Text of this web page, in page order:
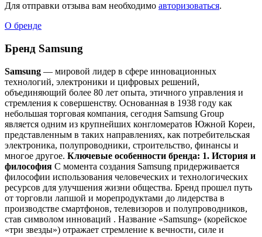
Для отправки отзыва вам необходимо авторизоваться.
О бренде
Бренд Samsung
Samsung — мировой лидер в сфере инновационных
технологий, электроники и цифровых решений,
объединяющий более 80 лет опыта, этичного управления и
стремления к совершенству. Основанная в 1938 году как
небольшая торговая компания, сегодня Samsung Group
является одним из крупнейших конгломератов Южной Кореи,
представленным в таких направлениях, как потребительская
электроника, полупроводники, строительство, финансы и
многое другое. Ключевые особенности бренда: 1. История и
философия С момента создания Samsung придерживается
философии использования человеческих и технологических
ресурсов для улучшения жизни общества. Бренд прошел путь
от торговли лапшой и морепродуктами до лидерства в
производстве смартфонов, телевизоров и полупроводников,
став символом инноваций . Название «Samsung» (корейское
«три звезды») отражает стремление к вечности, силе и